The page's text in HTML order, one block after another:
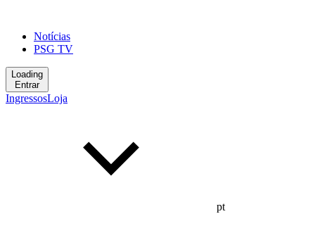
Notícias
PSG TV
Loading
Entrar
IngressosLoja
pt